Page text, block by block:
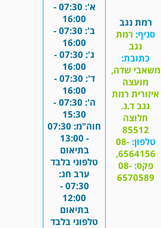
רמת נגב
סניף: רמת
נגב
כתובת:
משאבי שדה,
מועצה
איזורית רמת
נגב ד.נ.
חלוצה
85512
טלפון: 08-
6564156,
פקס: 08-
6570589
א': 07:30 -
16:00
ב': 07:30 -
16:00
ג': 07:30 -
16:00
ד': 07:30 -
16:00
ה': 07:30 -
15:30
חוה"מ: 07:30
- 13:00
בתיאום
טלפוני בלבד
ערב חג:
07:30 -
12:00
בתיאום
טלפוני בלבד